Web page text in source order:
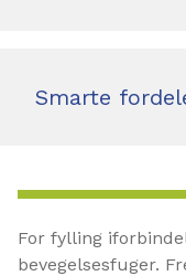
Smarte
For fylling
bevegelsesfuger.